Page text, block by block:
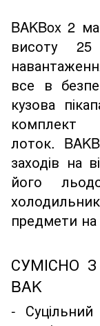
BAKBox 2
висоту 25
все в
кузова
лоток.
заходів на
його
предмети на
СУМІСНО
BAK
-